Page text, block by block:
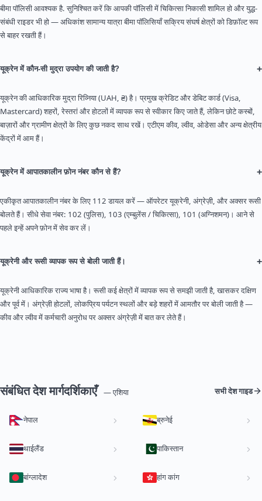
बीमा पॉलिसी आवश्यक है. सुनिश्चित करें कि आपकी पॉलिसी में चिकित्सा निकासी शामिल हो और युद्ध-
संबंधी राइडर भी हो — अधिकांश सामान्य यात्रा बीमा पॉलिसियाँ सक्रिय संघर्ष क्षेत्रों को डिफ़ॉल्ट रूप
से बाहर रखती हैं।
यूक्रेन में कौन-सी मुद्रा उपयोग की जाती है? +
यूक्रेन की आधिकारिक मुद्रा रिव्निया (UAH, ₴) है। प्रमुख क्रेडिट और डेबिट कार्ड (Visa,
Mastercard) शहरों, रेस्तरां और होटलों में व्यापक रूप से स्वीकार किए जाते हैं, लेकिन छोटे कस्बों,
बाज़ारों और ग्रामीण क्षेत्रों के लिए कुछ नकद साथ रखें। एटीएम कीव, ल्वीव, ओडेसा और अन्य क्षेत्रीय
केंद्रों में आम हैं।
यूक्रेन में आपातकालीन फ़ोन नंबर कौन से हैं? +
एकीकृत आपातकालीन नंबर के लिए 112 डायल करें — ऑपरेटर यूक्रेनी, अंग्रेज़ी, और अक्सर रूसी
बोलते हैं। सीधे सेवा नंबर: 102 (पुलिस), 103 (एम्बुलेंस / चिकित्सा), 101 (अग्निशमन)। आने से
पहले इन्हें अपने फ़ोन में सेव कर लें।
यूक्रेनी और रूसी व्यापक रूप से बोली जाती हैं। +
यूक्रेनी आधिकारिक राज्य भाषा है। रूसी कई क्षेत्रों में व्यापक रूप से समझी जाती है, खासकर दक्षिण
और पूर्व में। अंग्रेज़ी होटलों, लोकप्रिय पर्यटन स्थलों और बड़े शहरों में आमतौर पर बोली जाती है —
कीव और ल्वीव में कर्मचारी अनुरोध पर अक्सर अंग्रेज़ी में बात कर लेते हैं।
संबंधित देश मार्गदर्शिकाएँ — एशिया सभी देश गाइड
नेपाल ब्रुनेई
थाईलैंड पाकिस्तान
बांग्लादेश हांग कांग